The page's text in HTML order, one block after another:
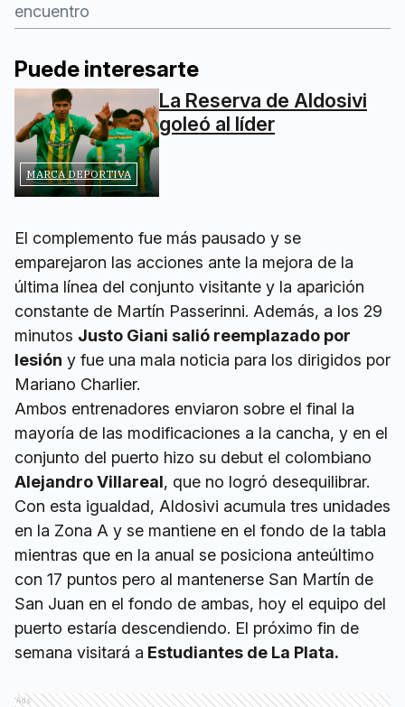
encuentro
Puede interesarte
MARCA DEPORTIVA
La Reserva de Aldosivi
goleó al líder
El complemento fue más pausado y se
emparejaron las acciones ante la mejora de la
última línea del conjunto visitante y la aparición
constante de Martín Passerinni. Además, a los 29
minutos Justo Giani salió reemplazado por
lesión y fue una mala noticia para los dirigidos por
Mariano Charlier.
Ambos entrenadores enviaron sobre el final la
mayoría de las modificaciones a la cancha, y en el
conjunto del puerto hizo su debut el colombiano
Alejandro Villareal, que no logró desequilibrar.
Con esta igualdad, Aldosivi acumula tres unidades
en la Zona A y se mantiene en el fondo de la tabla
mientras que en la anual se posiciona anteúltimo
con 17 puntos pero al mantenerse San Martín de
San Juan en el fondo de ambas, hoy el equipo del
puerto estaría descendiendo. El próximo fin de
semana visitará a Estudiantes de La Plata.
Ads